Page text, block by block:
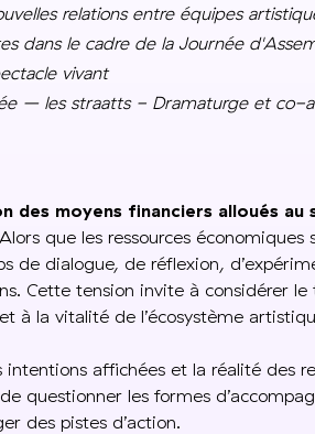
relations entre équipes
dans le cadre de la Journée
vivant
– les straatts - Dramaturge et co-
des moyens financiers alloués
Alors que les ressources
de dialogue, de réflexion,
Cette tension invite à considérer
à la vitalité de l’écosystème
affichées et la réalité des
questionner les formes
des pistes d’action.